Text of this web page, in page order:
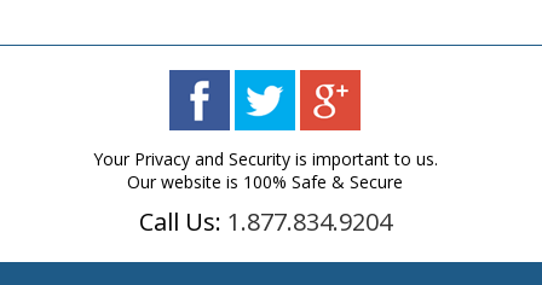
Your Privacy and Security is important to us.
Our website is 100% Safe & Secure
Call Us: 1.877.834.9204